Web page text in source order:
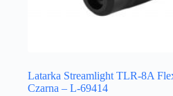
Latarka Streamlight TLR-8A
Czarna – L-69414